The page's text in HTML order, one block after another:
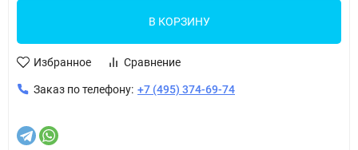
В КОРЗИНУ
Избранное Сравнение
Заказ по телефону: +7 (495) 374-69-74